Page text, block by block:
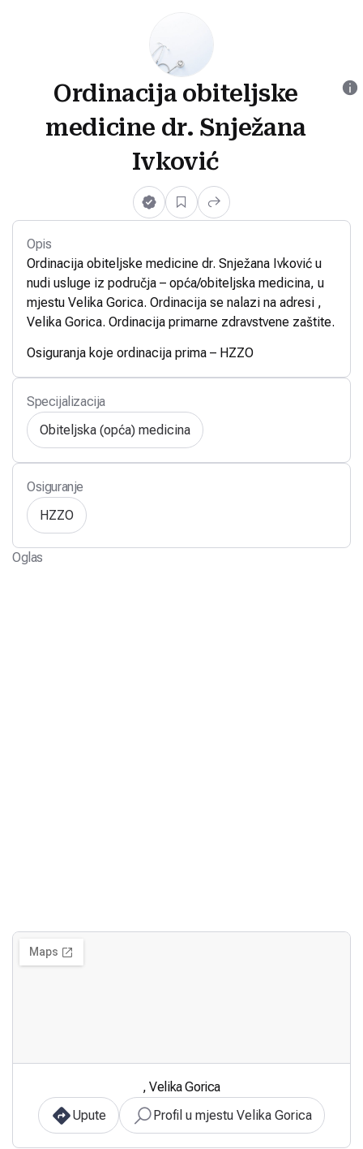
Ordinacija obiteljske
medicine dr. Snježana
Ivković
Opis
Ordinacija obiteljske medicine dr. Snježana Ivković u
nudi usluge iz područja – opća/obiteljska medicina, u
mjestu Velika Gorica. Ordinacija se nalazi na adresi ,
Velika Gorica. Ordinacija primarne zdravstvene zaštite.
Osiguranja koje ordinacija prima – HZZO
Specijalizacija
Obiteljska (opća) medicina
Osiguranje
HZZO
Oglas
, Velika Gorica
Upute
Profil u mjestu Velika Gorica